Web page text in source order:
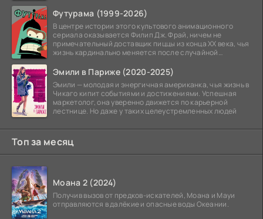
Футурама (1999-2026)
В центре истории этого культового анимационного
сериала оказывается Филип Дж. Фрай, ничем не
примечательный доставщик пиццы из конца XX века, чья
жизнь кардинально меняется после случайной
Эмили в Париже (2020-2025)
Эмили — молодая и энергичная американка, чья жизнь в
Чикаго кипит событиями и достижениями. Успешная
маркетолог, она уверенно движется по карьерной
лестнице. Но даже у таких целеустремленных людей
Топ за месяц
Моана 2 (2024)
Получив вызов от предков-искателей, Моана и Мауи
отправляются в далёкие и опасные воды Океании.